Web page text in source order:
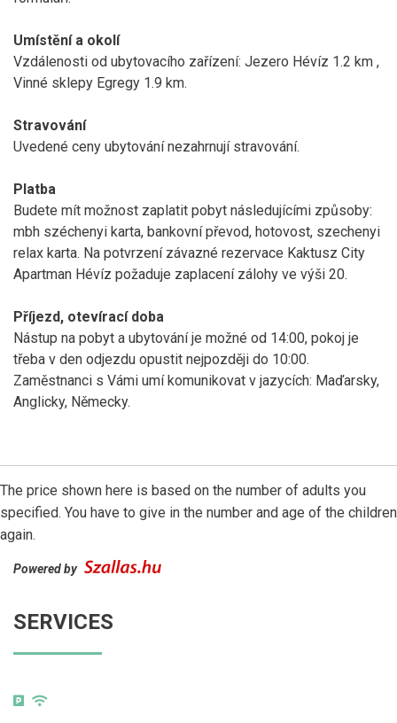
Umístění a okolí
Vzdálenosti od ubytovacího zařízení: Jezero Hévíz 1.2 km ,
Vinné sklepy Egregy 1.9 km.
Stravování
Uvedené ceny ubytování nezahrnují stravování.
Platba
Budete mít možnost zaplatit pobyt následujícími způsoby:
mbh széchenyi karta, bankovní převod, hotovost, szechenyi
relax karta. Na potvrzení závazné rezervace Kaktusz City
Apartman Hévíz požaduje zaplacení zálohy ve výši 20.
Příjezd, otevírací doba
Nástup na pobyt a ubytování je možné od 14:00, pokoj je
třeba v den odjezdu opustit nejpozději do 10:00.
Zaměstnanci s Vámi umí komunikovat v jazycích: Maďarsky,
Anglicky, Německy.
The price shown here is based on the number of adults you
specified. You have to give in the number and age of the children
again.
Powered by
SERVICES